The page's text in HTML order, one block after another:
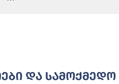
Და Სამოქმედო